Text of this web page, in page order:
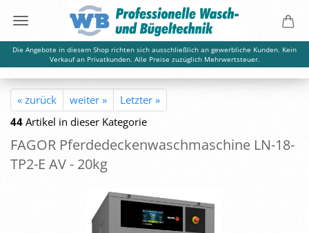
Die Angebote in diesem Shop richten sich ausschließlich an gewerbliche Kunden. Kein
Verkauf an Privatkunden. Alle Preise zuzüglich Mehrwertsteuer.
« zurück weiter »
Letzter »
44 Artikel in dieser Kategorie
FAGOR Pfer­de­de­cken­wasch­ma­schi­ne LN-​18-
TP2-E AV - 20kg